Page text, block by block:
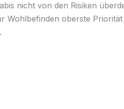
nicht von den Risiken
Wohlbefinden oberste